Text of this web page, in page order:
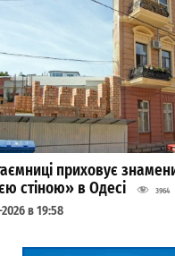
приховує
стіною» в Одесі
3964
в 19:58